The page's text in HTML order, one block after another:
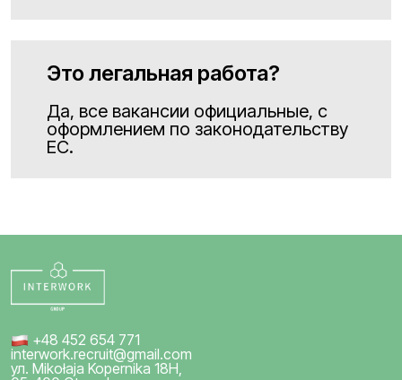
Это легальная работа?
Да, все вакансии официальные, с
оформлением по законодательству
ЕС.
+48 452 654 771
interwork.recruit@gmail.com
ул. Mikołaja Kopernika 18H,